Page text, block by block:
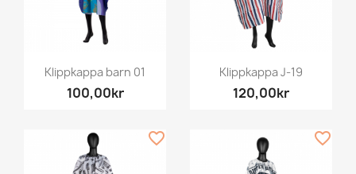
Klippkappa barn 01
100,00kr
Klippkappa J-19
120,00kr
favorite_border favorite_border